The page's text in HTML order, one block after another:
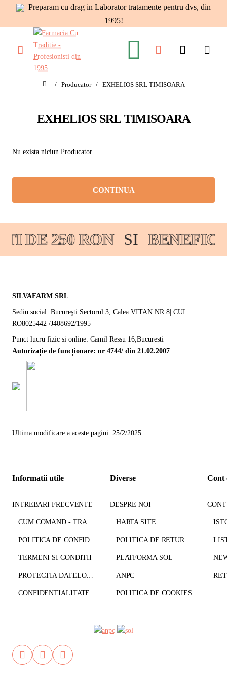
Preparam cu drag in Laborator tratamente pentru dvs, din
1995!
EXHELIOS SRL TIMISOARA
Producator EXHELIOS SRL TIMISOARA
Nu exista niciun Producator.
CONTINUA
DE 250 RON SI
SILVAFARM SRL
Sediu social: Bucureşti Sectorul 3, Calea VITAN NR.8| CUI:
RO8025442 /J408692/1995
Punct lucru fizic si online: Camil Ressu 16,Bucuresti
Autorizație de funcționare: nr 4744/ din 21.02.2007
Ultima modificare a aceste pagini: 25/2/2025
Informatii utile
INTREBARI FRECVENTE
CUM COMAND - TRANSPORT - PLATA
POLITICA DE CONFIDENTIALITATE
TERMENI SI CONDITII
PROTECTIA DATELOR CU CARACTER PERSONAL
CONFIDENTIALITATE GDPR
Diverse
DESPRE NOI
HARTA SITE
POLITICA DE RETUR
PLATFORMA SOL
ANPC
POLITICA DE COOKIES
Cont